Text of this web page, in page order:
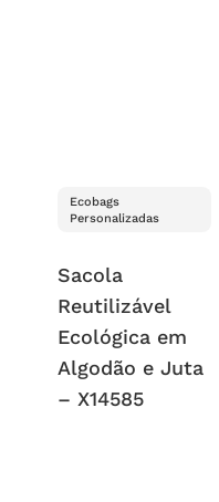
Ecobags
Personalizadas
Sacola
Reutilizável
Ecológica em
Algodão e Juta
– X14585